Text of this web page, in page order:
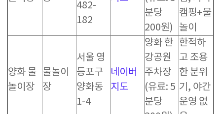
482-
182
분당
200원)
캠핑+물
놀이
양화 물
놀이장
물놀이
장
서울 영
등포구
양화동
1-4
네이버
지도
양화 한
강공원
주차장
(유료: 5
분당
한적하
고 조용
한 분위
기, 야간
운영 없